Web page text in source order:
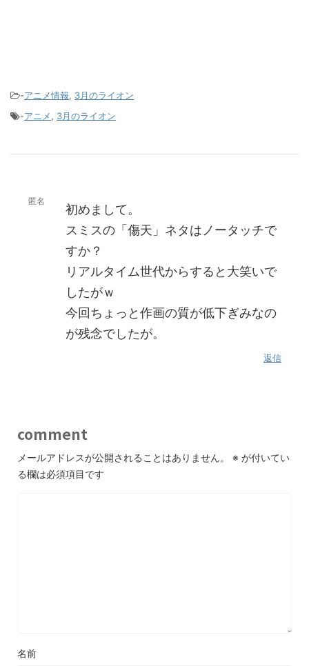
-アニメ情報, 3月のライオン
-アニメ, 3月のライオン
匿名
初めまして。
スミスの「傷天」ネタはノータッチで
すか？
リアルタイム世代からすると大笑いで
したがｗ
今回ちょっと作画の質が低下ぎみなの
が残念でしたが。
返信
comment
メールアドレスが公開されることはありません。 ※ が付いてい
る欄は必須項目です
名前